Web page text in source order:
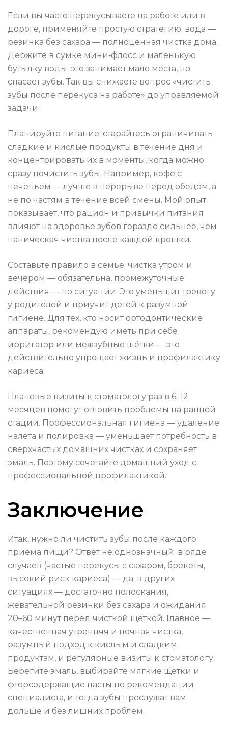
Если вы часто перекусываете на работе или в
дороге, применяйте простую стратегию: вода —
резинка без сахара — полноценная чистка дома.
Держите в сумке мини‑флосс и маленькую
бутылку воды; это занимает мало места, но
спасает зубы. Так вы снижаете вопрос «чистить
зубы после перекуса на работе» до управляемой
задачи.
Планируйте питание: старайтесь ограничивать
сладкие и кислые продукты в течение дня и
концентрировать их в моменты, когда можно
сразу почистить зубы. Например, кофе с
печеньем — лучше в перерыве перед обедом, а
не по частям в течение всей смены. Мой опыт
показывает, что рацион и привычки питания
влияют на здоровье зубов гораздо сильнее, чем
паническая чистка после каждой крошки.
Составьте правило в семье: чистка утром и
вечером — обязательна, промежуточные
действия — по ситуации. Это уменьшит тревогу
у родителей и приучит детей к разумной
гигиене. Для тех, кто носит ортодонтические
аппараты, рекомендую иметь при себе
ирригатор или межзубные щётки — это
действительно упрощает жизнь и профилактику
кариеса.
Плановые визиты к стоматологу раз в 6–12
месяцев помогут отловить проблемы на ранней
стадии. Профессиональная гигиена — удаление
налёта и полировка — уменьшает потребность в
сверхчастых домашних чистках и сохраняет
эмаль. Поэтому сочетайте домашний уход с
профессиональной профилактикой.
Заключение
Итак, нужно ли чистить зубы после каждого
приёма пищи? Ответ не однозначный: в ряде
случаев (частые перекусы с сахаром, брекеты,
высокий риск кариеса) — да; в других
ситуациях — достаточно полоскания,
жевательной резинки без сахара и ожидания
20–60 минут перед чисткой щёткой. Главное —
качественная утренняя и ночная чистка,
разумный подход к кислым и сладким
продуктам, и регулярные визиты к стоматологу.
Берегите эмаль, выбирайте мягкие щётки и
фторсодержащие пасты по рекомендации
специалиста, и тогда зубы прослужат вам
дольше и без лишних проблем.